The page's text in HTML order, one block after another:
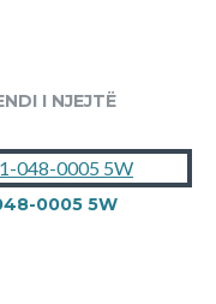
I NJEJTË
0005 5W